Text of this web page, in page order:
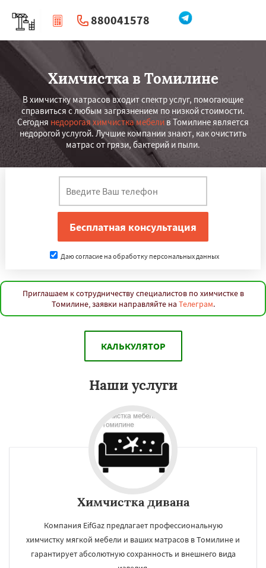
880041578
| Перезвоните мне
Химчистка в Томилине
В химчистку матрасов входит спектр услуг, помогающие
справиться с любым загрязнением по низкой стоимости.
Сегодня недорогая химчистка мебели в Томилине является
недорогой услугой. Лучшие компании знают, как очистить
матрас от грязи, бактерий и пыли.
Даю согласие на обработку персональных данных
Приглашаем к сотрудничеству специалистов по химчистке в
Томилине, заявки направляйте на Телеграм.
КАЛЬКУЛЯТОР
Наши услуги
Химчистка дивана
Компания EifGaz предлагает профессиональную
химчистку мягкой мебели и ваших матрасов в Томилине и
гарантирует абсолютную сохранность и внешнего вида